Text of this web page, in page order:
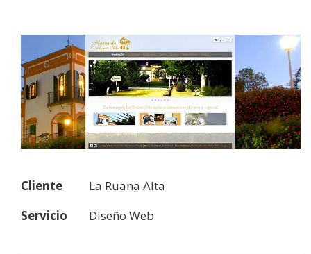
Cliente
La Ruana Alta
Servicio
Diseño Web